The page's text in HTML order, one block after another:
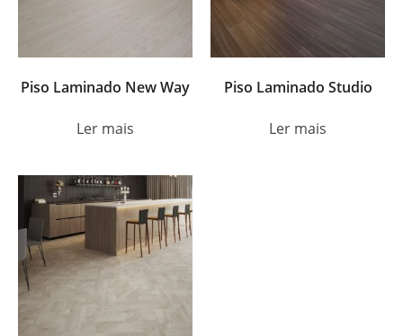
Piso Laminado New Way
Ler mais
Piso Laminado Studio
Ler mais